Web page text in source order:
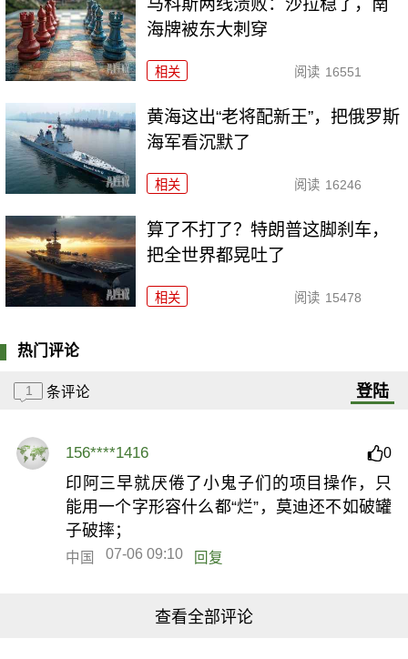
马科斯两线溃败：沙拉稳了，南
海牌被东大刺穿
相关 阅读 16551
黄海这出“老将配新王”，把俄罗斯
海军看沉默了
相关 阅读 16246
算了不打了？特朗普这脚刹车，
把全世界都晃吐了
相关 阅读 15478
热门评论
1 条评论 登陆
156****1416 0
印阿三早就厌倦了小鬼子们的项目操作，只
能用一个字形容什么都“烂”，莫迪还不如破罐
子破摔；
中国 07-06 09:10 回复
查看全部评论